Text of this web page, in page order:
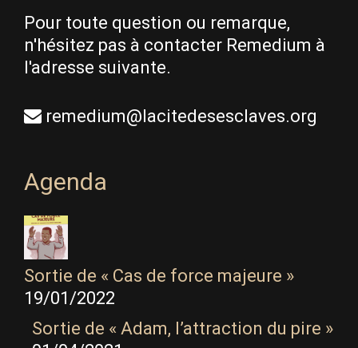
Pour toute question ou remarque,
n'hésitez pas à contacter Remedium à
l'adresse suivante.
remedium@lacitedesesclaves.org
Agenda
Sortie de « Cas de force majeure »
19/01/2022
Sortie de « Adam, l’attraction du pire »